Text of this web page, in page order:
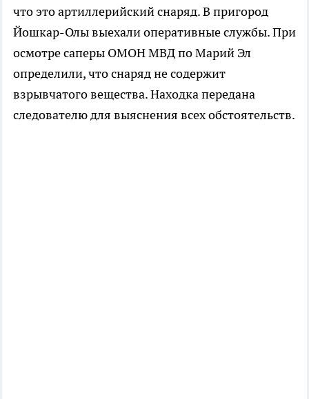
что это артиллерийский снаряд. В пригород
Йошкар-Олы выехали оперативные службы. При
осмотре саперы ОМОН МВД по Марий Эл
определили, что снаряд не содержит
взрывчатого вещества. Находка передана
следователю для выяснения всех обстоятельств.